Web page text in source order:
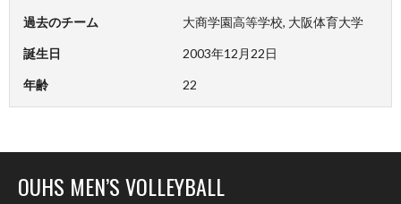
過去のチーム 大商学園高等学校, 大阪体育大学
誕生日 2003年12月22日
年齢 22
OUHS MEN’S VOLLEYBALL